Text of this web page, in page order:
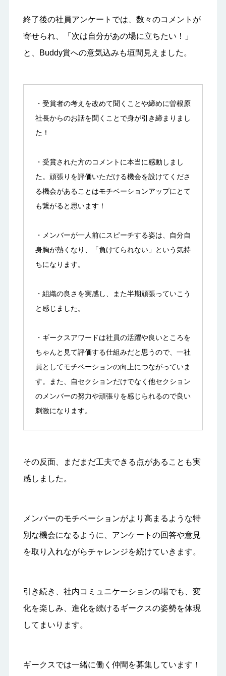
終了後の社員アンケートでは、数々のコメントが
寄せられ、「次は自分があの場に立ちたい！」
と、Buddy賞への意気込みも垣間見えました。
・受賞者の考えを改めて聞くことや締めに曽根原
社長からのお話を聞くことで身が引き締まりまし
た！
・受賞された方のコメントに本当に感動しまし
た。頑張りを評価いただける機会を設けてくださ
る機会があることはモチベーションアップにとて
も繋がると思います！
・メンバーが一人前にスピーチする姿は、自分自
身胸が熱くなり、「負けてられない」という気持
ちになります。
・組織の良さを実感し、また半期頑張っていこう
と感じました。
・ギークスアワードは社員の活躍や良いところを
ちゃんと見て評価する仕組みだと思うので、一社
員としてモチベーションの向上につながっていま
す。また、自セクションだけでなく他セクション
のメンバーの努力や頑張りを感じられるので良い
刺激になります。
その反面、まだまだ工夫できる点があることも実
感しました。
メンバーのモチベーションがより高まるような特
別な機会になるように、アンケートの回答や意見
を取り入れながらチャレンジを続けていきます。
引き続き、社内コミュニケーションの場でも、変
化を楽しみ、進化を続けるギークスの姿勢を体現
してまいります。
ギークスでは一緒に働く仲間を募集しています！